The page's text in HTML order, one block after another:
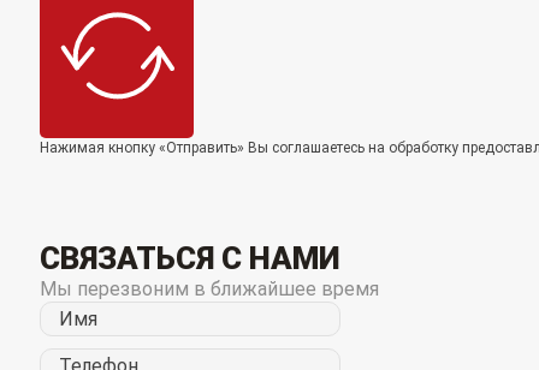
Нажимая кнопку «Отправить» Вы соглашаетесь на обработку
СВЯЗАТЬСЯ С НАМИ
Мы перезвоним в ближайшее время